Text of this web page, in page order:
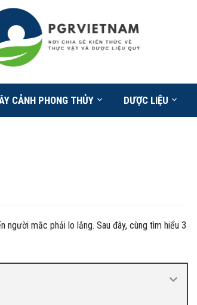
CẢNH PHONG THỦY DƯỢC LIỆU
mắc phải lo lắng. Sau đây, cùng tìm hiểu 3